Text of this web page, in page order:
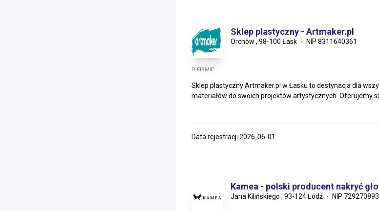
Sklep plastyczny - Artmaker.pl
Orchów , 98-100 Łask NIP 8311640361
O FIRMIE
Sklep plastyczny Artmaker.pl w Łasku to destynacja dla
materiałów do swoich projektów artystycznych. Oferujemy
Data rejestracji 2026-06-01
Kamea - polski producent nakryć
Jana Kilińskiego , 93-124 Łódź NIP